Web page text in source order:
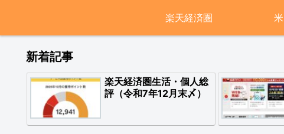
楽天経済圏
新着記事
楽天経済圏生活・個人総
評（令和7年12月末〆）